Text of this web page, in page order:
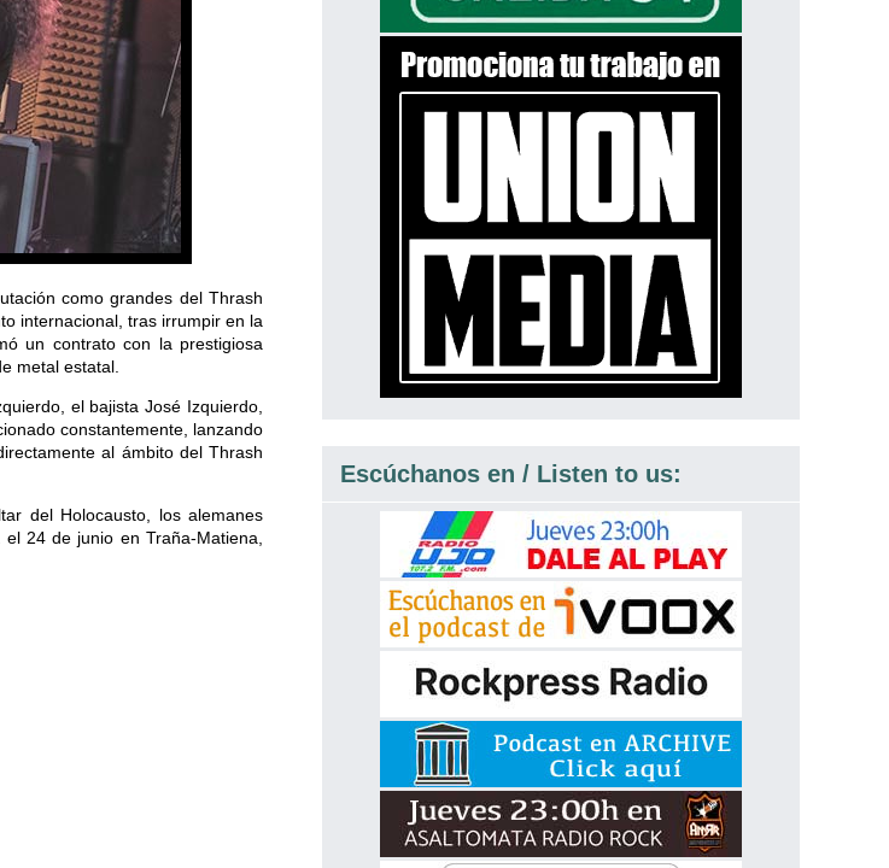
como grandes del Thrash
internacional, tras irrumpir en la
un contrato con la prestigiosa
metal estatal.
el bajista José Izquierdo,
constantemente, lanzando
al ámbito del Thrash
del Holocausto, los alemanes
24 de junio en Traña-Matiena,
Escúchanos en / Listen to us: